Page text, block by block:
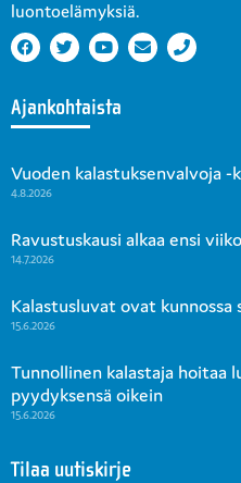
luontoelämyksiä.
Ajankohtaista
Vuoden kalastuksenvalvoja
4.8.2026
Ravustuskausi alkaa ensi
14.7.2026
Kalastusluvat ovat kunnossa
15.6.2026
Tunnollinen kalastaja hoitaa
pyydyksensä oikein
15.6.2026
Tilaa uutiskirje